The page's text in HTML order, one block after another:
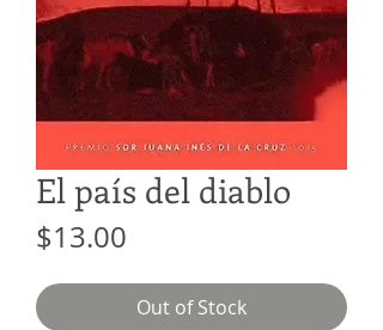
El país del diablo
$13.00
Out of Stock